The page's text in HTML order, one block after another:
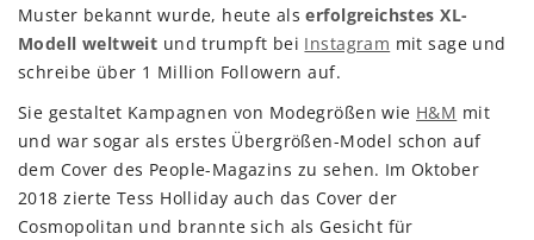
Muster bekannt wurde, heute alserfolgreichstes XL-
Modell weltweit und trumpft bei Instagram mit sage und
schreibe über 1 Million Followern auf.
Sie gestaltet Kampagnen von Modegrößen wie H&M mit
und war sogar als erstes Übergrößen-Model schon auf
dem Cover des People-Magazins zu sehen. Im Oktober
2018 zierte Tess Holliday auch das Cover der
Cosmopolitan und brannte sich als Gesicht für